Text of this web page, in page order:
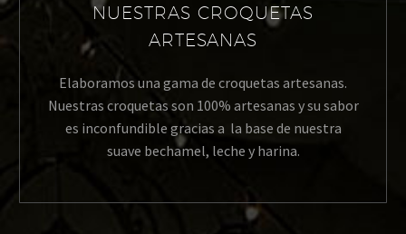
NUESTRAS CROQUETAS
ARTESANAS
Elaboramos una gama de croquetas artesanas.
Nuestras croquetas son 100% artesanas y su sabor
es inconfundible gracias a la base de nuestra
suave bechamel, leche y harina.